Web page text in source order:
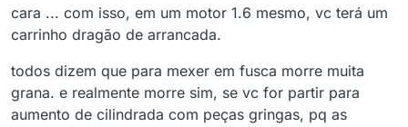
cara ... com isso, em um motor 1.6 mesmo, vc terá um
carrinho dragão de arrancada.
todos dizem que para mexer em fusca morre muita
grana. e realmente morre sim, se vc for partir para
aumento de cilindrada com peças gringas, pq as